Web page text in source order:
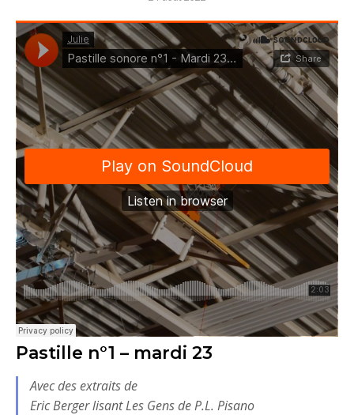
Pastille n°1 – mardi 23
Avec des extraits de
Eric Berger lisantLes Gensde P.L. Pisano